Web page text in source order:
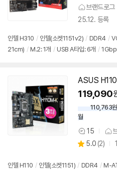
브랜드로그
25.12. 등록
인텔 H310 / 인텔(소켓1151v2) / DDR4 /
21cm) / M.2: 1개 / USB A타입: 6개 /
ASUS
119,090
110,763
월
상
품
견
15
별
5.0 (상
리
2)
인텔 H110 / 인텔(소켓1151) / DDR4 / M-